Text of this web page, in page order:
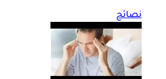
نصائح